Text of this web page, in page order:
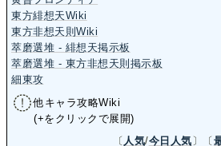
東方緋想天Wiki
東方非想天則Wiki
萃磨選堆 - 緋想天掲示板
萃磨選堆 - 東方非想天則掲示板
細東攻
他キャラ攻略Wiki
(+をクリックで展開)
〔 人気/今日人気〕〔